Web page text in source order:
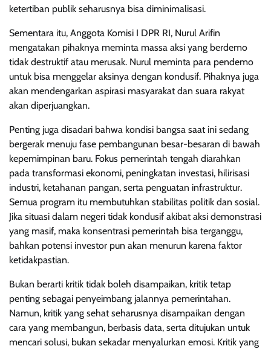
ketertiban publik seharusnya bisa diminimalisasi.
Sementara itu, Anggota Komisi I DPR RI, Nurul Arifin
mengatakan pihaknya meminta massa aksi yang berdemo
tidak destruktif atau merusak. Nurul meminta para pendemo
untuk bisa menggelar aksinya dengan kondusif. Pihaknya juga
akan mendengarkan aspirasi masyarakat dan suara rakyat
akan diperjuangkan.
Penting juga disadari bahwa kondisi bangsa saat ini sedang
bergerak menuju fase pembangunan besar-besaran di bawah
kepemimpinan baru. Fokus pemerintah tengah diarahkan
pada transformasi ekonomi, peningkatan investasi, hilirisasi
industri, ketahanan pangan, serta penguatan infrastruktur.
Semua program itu membutuhkan stabilitas politik dan sosial.
Jika situasi dalam negeri tidak kondusif akibat aksi demonstrasi
yang masif, maka konsentrasi pemerintah bisa terganggu,
bahkan potensi investor pun akan menurun karena faktor
ketidakpastian.
Bukan berarti kritik tidak boleh disampaikan, kritik tetap
penting sebagai penyeimbang jalannya pemerintahan.
Namun, kritik yang sehat seharusnya disampaikan dengan
cara yang membangun, berbasis data, serta ditujukan untuk
mencari solusi, bukan sekadar menyalurkan emosi. Kritik yang